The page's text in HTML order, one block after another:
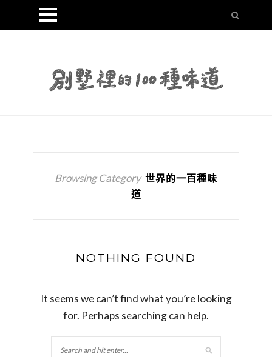
Browsing Category 世界的一百種味
道
NOTHING FOUND
It seems we can’t find what you’re looking
for. Perhaps searching can help.